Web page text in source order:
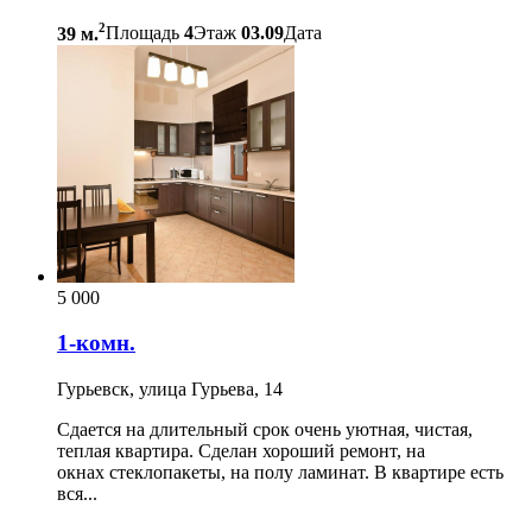
39 м.2Площадь 4Этаж 03.09Дата
5 000
1-комн.
Гурьевск, улица Гурьева, 14
Сдается на длительный срок очень уютная, чистая,
теплая квартира. Сделан хороший ремонт, на
окнах стеклопакеты, на полу ламинат. В квартире есть
вся...